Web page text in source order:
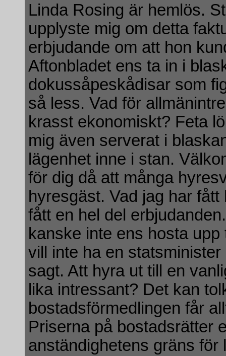
Linda Rosing är hemlös.
upplyste mig om detta
erbjudande om att hon
Aftonbladet ens ta in i
dokussåpeskådisar som
så less. Vad för
krasst ekonomiskt? Feta
mig även serverat i
lägenhet inne i stan.
för dig då att många
hyresgäst. Vad jag har
fått en hel del
kanske inte ens hosta
vill inte ha en
sagt. Att hyra ut till en
lika intressant? Det kan
bostadsförmedlingen får
Priserna på bostadsrätter
anständighetens gräns för